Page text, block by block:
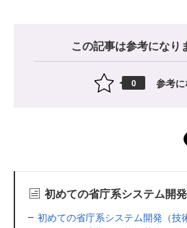
この記事は参考になり
0 参考
初めての省庁系システム開
初めての省庁系システム開発（技